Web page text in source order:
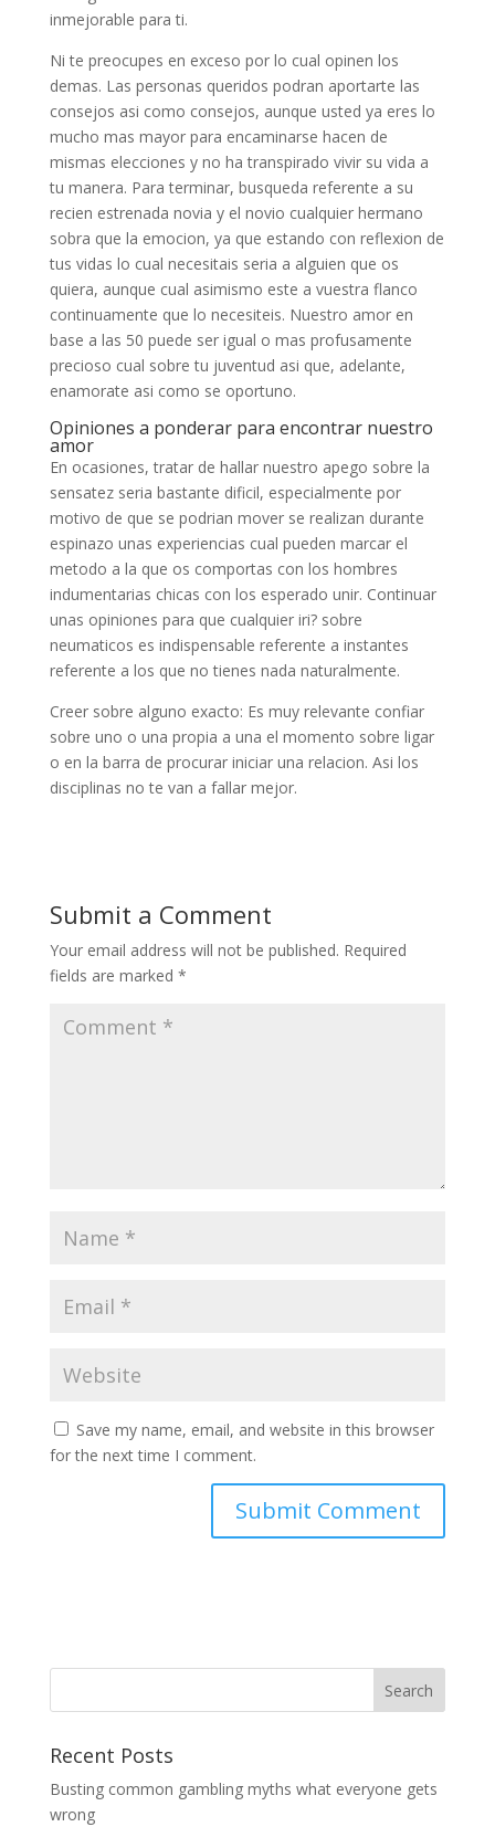
inmejorable para ti.
Ni te preocupes en exceso por lo cual opinen los
demas. Las personas queridos podran aportarte las
consejos asi­ como consejos, aunque usted ya eres lo
mucho mas mayor para encaminarse hacen de
mismas elecciones y no ha transpirado vivir su vida a
tu manera. Para terminar, busqueda referente a su
recien estrenada novia y el novio cualquier hermano
sobra que la emocion, ya que estando con reflexion de
tus vidas lo cual necesitais seri­a a alguien que os
quiera, aunque cual asimismo este a vuestra flanco
continuamente que lo necesiteis. Nuestro amor en
base a las 50 puede ser igual o mas profusamente
precioso cual sobre tu juventud asi que, adelante,
enamorate asi­ como se oportuno.
Opiniones a ponderar para encontrar nuestro
amor
En ocasiones, tratar de hallar nuestro apego sobre la
sensatez seri­a bastante dificil, especialmente por
motivo de que se podri­an mover se realizan durante
espinazo unas experiencias cual pueden marcar el
metodo a la que os comportas con los hombres
indumentarias chicas con los esperado unir. Continuar
unas opiniones para que cualquier iri? sobre
neumaticos es indispensable referente a instantes
referente a los que no tienes nada naturalmente.
Creer sobre alguno exacto: Es muy relevante confiar
sobre uno o una propia a una el momento sobre ligar
o en la barra de procurar iniciar una relacion. Asi los
disciplinas no te van a fallar mejor.
Submit a Comment
Your email address will not be published. Required
fields are marked *
Save my name, email, and website in this browser
for the next time I comment.
Recent Posts
Busting common gambling myths what everyone gets
wrong